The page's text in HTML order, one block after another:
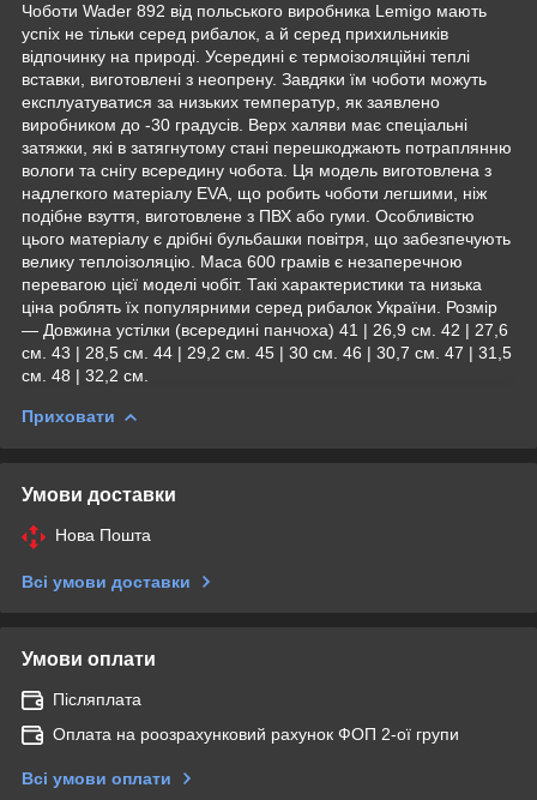
Чоботи Wader 892 від польського виробника Lemigo мають
успіх не тільки серед рибалок, а й серед прихильників
відпочинку на природі. Усередині є термоізоляційні теплі
вставки, виготовлені з неопрену. Завдяки їм чоботи можуть
експлуатуватися за низьких температур, як заявлено
виробником до -30 градусів. Верх халяви має спеціальні
затяжки, які в затягнутому стані перешкоджають потраплянню
вологи та снігу всередину чобота. Ця модель виготовлена з
надлегкого матеріалу EVA, що робить чоботи легшими, ніж
подібне взуття, виготовлене з ПВХ або гуми. Особливістю
цього матеріалу є дрібні бульбашки повітря, що забезпечують
велику теплоізоляцію. Маса 600 грамів є незаперечною
перевагою цієї моделі чобіт. Такі характеристики та низька
ціна роблять їх популярними серед рибалок України. Розмір
— Довжина устілки (всередині панчоха) 41 | 26,9 см. 42 | 27,6
см. 43 | 28,5 см. 44 | 29,2 см. 45 | 30 см. 46 | 30,7 см. 47 | 31,5
см. 48 | 32,2 см.
Приховати
Умови доставки
Нова Пошта
Всі умови доставки
Умови оплати
Післяплата
Оплата на роозрахунковий рахунок ФОП 2-ої групи
Всі умови оплати